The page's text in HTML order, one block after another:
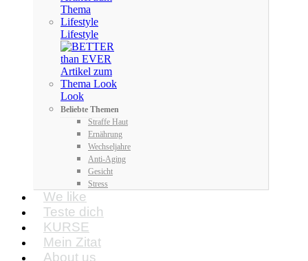
Lifestyle
Look
Beliebte Themen
Straffe Haut
Ernährung
Wechseljahre
Anti-Aging
Gesicht
Stress
We like
Teste dich
KURSE
Mein Zitat
About us